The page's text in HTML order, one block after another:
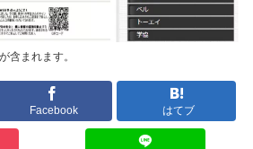
含まれます。
Facebook はてブ